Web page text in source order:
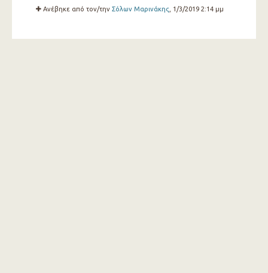
Ανέβηκε από τον/την Σόλων Μαρινάκης, 1/3/2019 2:14 μμ